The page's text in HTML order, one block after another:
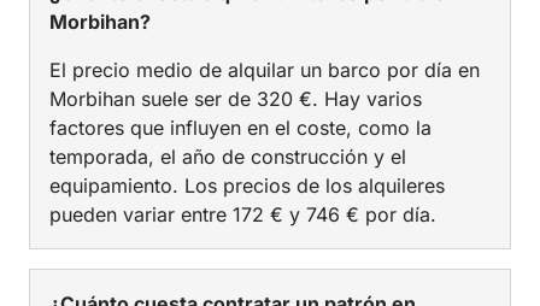
Morbihan?
El precio medio de alquilar un barco por día en
Morbihan suele ser de 320 €. Hay varios
factores que influyen en el coste, como la
temporada, el año de construcción y el
equipamiento. Los precios de los alquileres
pueden variar entre 172 € y 746 € por día.